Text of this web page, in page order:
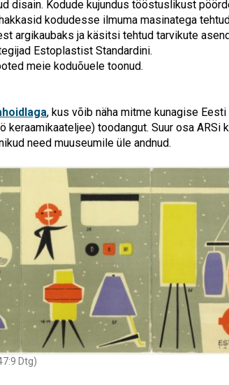
disain. Kodude kujundus tööstuslikust
kodudesse ilmuma masinatega
argikaubaks ja käsitsi tehtud tarvikute
Estoplastist Standardini.
meie koduõuele toonud.
, kus võib näha mitme kunagise
toodangut. Suur osa ARSi
need muuseumile üle andnud.
Dtg)